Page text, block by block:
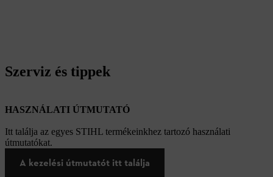
Szerviz és tippek
HASZNÁLATI ÚTMUTATÓ
Itt találja az egyes STIHL termékeinkhez tartozó használati
útmutatókat.
A kezelési útmutatót itt találja